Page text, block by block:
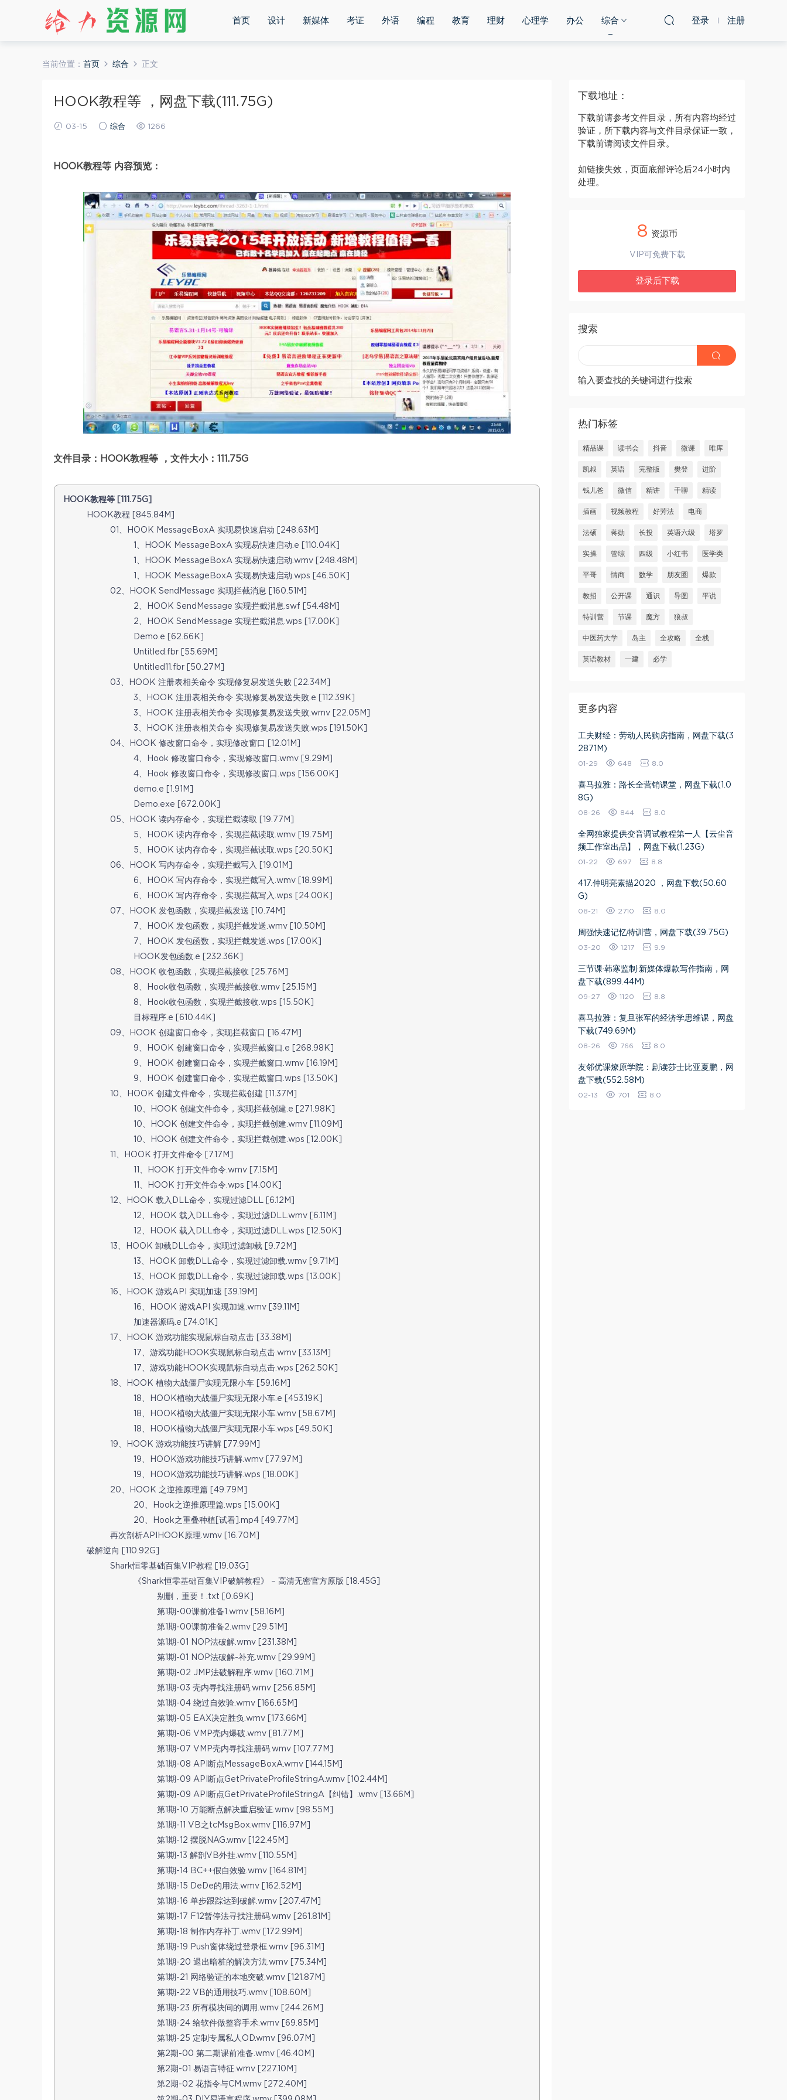
首页 设计 新媒体 考证 外语 编程 教育 理财 心理学 办公 综合 登录 注册
当前位置： 首页 综合 正文
HOOK教程等 ，网盘下载(111.75G)
03-15 综合 1266
HOOK教程等 内容预览：
文件目录：HOOK教程等 ，文件大小：111.75G
HOOK教程等 [111.75G]
HOOK教程 [845.84M]
01、HOOK MessageBoxA 实现易快速启动 [248.63M]
1、HOOK MessageBoxA 实现易快速启动.e [110.04K]
1、HOOK MessageBoxA 实现易快速启动.wmv [248.48M]
1、HOOK MessageBoxA 实现易快速启动.wps [46.50K]
02、HOOK SendMessage 实现拦截消息 [160.51M]
2、HOOK SendMessage 实现拦截消息.swf [54.48M]
2、HOOK SendMessage 实现拦截消息.wps [17.00K]
Demo.e [62.66K]
Untitled.fbr [55.69M]
Untitled11.fbr [50.27M]
03、HOOK 注册表相关命令 实现修复易发送失败 [22.34M]
3、HOOK 注册表相关命令 实现修复易发送失败.e [112.39K]
3、HOOK 注册表相关命令 实现修复易发送失败.wmv [22.05M]
3、HOOK 注册表相关命令 实现修复易发送失败.wps [191.50K]
04、HOOK 修改窗口命令，实现修改窗口 [12.01M]
4、Hook 修改窗口命令，实现修改窗口.wmv [9.29M]
4、Hook 修改窗口命令，实现修改窗口.wps [156.00K]
demo.e [1.91M]
Demo.exe [672.00K]
05、HOOK 读内存命令，实现拦截读取 [19.77M]
5、HOOK 读内存命令，实现拦截读取.wmv [19.75M]
5、HOOK 读内存命令，实现拦截读取.wps [20.50K]
06、HOOK 写内存命令，实现拦截写入 [19.01M]
6、HOOK 写内存命令，实现拦截写入.wmv [18.99M]
6、HOOK 写内存命令，实现拦截写入.wps [24.00K]
07、HOOK 发包函数，实现拦截发送 [10.74M]
7、HOOK 发包函数，实现拦截发送.wmv [10.50M]
7、HOOK 发包函数，实现拦截发送.wps [17.00K]
HOOK发包函数.e [232.36K]
08、HOOK 收包函数，实现拦截接收 [25.76M]
8、Hook收包函数，实现拦截接收.wmv [25.15M]
8、Hook收包函数，实现拦截接收.wps [15.50K]
目标程序.e [610.44K]
09、HOOK 创建窗口命令，实现拦截窗口 [16.47M]
9、HOOK 创建窗口命令，实现拦截窗口.e [268.98K]
9、HOOK 创建窗口命令，实现拦截窗口.wmv [16.19M]
9、HOOK 创建窗口命令，实现拦截窗口.wps [13.50K]
10、HOOK 创建文件命令，实现拦截创建 [11.37M]
10、HOOK 创建文件命令，实现拦截创建.e [271.98K]
10、HOOK 创建文件命令，实现拦截创建.wmv [11.09M]
10、HOOK 创建文件命令，实现拦截创建.wps [12.00K]
11、HOOK 打开文件命令 [7.17M]
11、HOOK 打开文件命令.wmv [7.15M]
11、HOOK 打开文件命令.wps [14.00K]
12、HOOK 载入DLL命令，实现过滤DLL [6.12M]
12、HOOK 载入DLL命令，实现过滤DLL.wmv [6.11M]
12、HOOK 载入DLL命令，实现过滤DLL.wps [12.50K]
13、HOOK 卸载DLL命令，实现过滤卸载 [9.72M]
13、HOOK 卸载DLL命令，实现过滤卸载.wmv [9.71M]
13、HOOK 卸载DLL命令，实现过滤卸载.wps [13.00K]
16、HOOK 游戏API 实现加速 [39.19M]
16、HOOK 游戏API 实现加速.wmv [39.11M]
加速器源码.e [74.01K]
17、HOOK 游戏功能实现鼠标自动点击 [33.38M]
17、游戏功能HOOK实现鼠标自动点击.wmv [33.13M]
17、游戏功能HOOK实现鼠标自动点击.wps [262.50K]
18、HOOK 植物大战僵尸实现无限小车 [59.16M]
18、HOOK植物大战僵尸实现无限小车.e [453.19K]
18、HOOK植物大战僵尸实现无限小车.wmv [58.67M]
18、HOOK植物大战僵尸实现无限小车.wps [49.50K]
19、HOOK 游戏功能技巧讲解 [77.99M]
19、HOOK游戏功能技巧讲解.wmv [77.97M]
19、HOOK游戏功能技巧讲解.wps [18.00K]
20、HOOK 之逆推原理篇 [49.79M]
20、Hook之逆推原理篇.wps [15.00K]
20、Hook之重叠种植[试看].mp4 [49.77M]
再次剖析APIHOOK原理.wmv [16.70M]
破解逆向 [110.92G]
Shark恒零基础百集VIP教程 [19.03G]
《Shark恒零基础百集VIP破解教程》 – 高清无密官方原版 [18.45G]
别删，重要！.txt [0.69K]
第1期-00课前准备1.wmv [58.16M]
第1期-00课前准备2.wmv [29.51M]
第1期-01 NOP法破解.wmv [231.38M]
第1期-01 NOP法破解-补充.wmv [29.99M]
第1期-02 JMP法破解程序.wmv [160.71M]
第1期-03 壳内寻找注册码.wmv [256.85M]
第1期-04 绕过自效验.wmv [166.65M]
第1期-05 EAX决定胜负.wmv [173.66M]
第1期-06 VMP壳内爆破.wmv [81.77M]
第1期-07 VMP壳内寻找注册码.wmv [107.77M]
第1期-08 API断点MessageBoxA.wmv [144.15M]
第1期-09 API断点GetPrivateProfileStringA.wmv [102.44M]
第1期-09 API断点GetPrivateProfileStringA【纠错】.wmv [13.66M]
第1期-10 万能断点解决重启验证.wmv [98.55M]
第1期-11 VB之tcMsgBox.wmv [116.97M]
第1期-12 摆脱NAG.wmv [122.45M]
第1期-13 解剖VB外挂.wmv [110.55M]
第1期-14 BC++假自效验.wmv [164.81M]
第1期-15 DeDe的用法.wmv [162.52M]
第1期-16 单步跟踪达到破解.wmv [207.47M]
第1期-17 F12暂停法寻找注册码.wmv [261.81M]
第1期-18 制作内存补丁.wmv [172.99M]
第1期-19 Push窗体绕过登录框.wmv [96.31M]
第1期-20 退出暗桩的解决方法.wmv [75.34M]
第1期-21 网络验证的本地突破.wmv [121.87M]
第1期-22 VB的通用技巧.wmv [108.60M]
第1期-23 所有模块间的调用.wmv [244.26M]
第1期-24 给软件做整容手术.wmv [69.85M]
第1期-25 定制专属私人OD.wmv [96.07M]
第2期-00 第二期课前准备.wmv [46.40M]
第2期-01 易语言特征.wmv [227.10M]
第2期-02 花指令与CM.wmv [272.40M]
下载地址：
下载前请参考文件目录，所有内容均经过
验证，所下载内容与文件目录保证一致，
下载前请阅读文件目录。
如链接失效，页面底部评论后24小时内
处理。
8 资源币
VIP可免费下载
登录后下载
搜索
输入要查找的关键词进行搜索
热门标签
精品课 读书会 抖音 微课 唯库
凯叔 英语 完整版 樊登 进阶
钱儿爸 微信 精讲 千聊 精读
插画 视频教程 好芳法 电商
法硕 蒋勋 长投 英语六级 塔罗
实操 管综 四级 小红书 医学类
平哥 情商 数学 朋友圈 爆款
教招 公开课 通识 导图 平说
特训营 节课 魔方 狼叔
中医药大学 岛主 全攻略 全栈
英语教材 一建 必学
更多内容
工夫财经：劳动人民购房指南，网盘下载(3
2871M)
01-29 648 8.0
喜马拉雅：路长全营销课堂，网盘下载(1.0
8G)
08-26 844 8.0
全网独家提供变音调试教程第一人【云尘音
频工作室出品】，网盘下载(1.23G)
01-22 697 8.8
417.仲明亮素描2020 ，网盘下载(50.60
G)
08-21 2710 8.0
周强快速记忆特训营，网盘下载(39.75G)
03-20 1217 9.9
三节课·韩寒监制·新媒体爆款写作指南，网
盘下载(899.44M)
09-27 1120 8.8
喜马拉雅：复旦张军的经济学思维课，网盘
下载(749.69M)
08-26 766 8.0
友邻优课燎原学院：剧读莎士比亚夏鹏，网
盘下载(552.58M)
02-13 701 8.0